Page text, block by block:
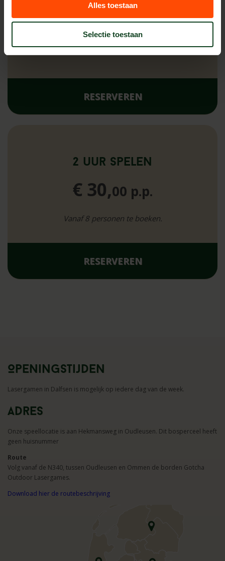
Alles toestaan
Selectie toestaan
€ 25,00 p.p.
Vanaf 8 personen te boeken.
RESERVEREN
2 uur spelen
€ 30,00 p.p.
Vanaf 8 personen te boeken.
RESERVEREN
Openingstijden
Lasergamen in Dalfsen is mogelijk op iedere dag van de week.
Adres
Onze speellocatie is aan Hekmansweg in Oudleusen. Dit bosperceel heeft
geen huisnummer
Route
Volg vanaf de N340, tussen Oudleusen en Ommen de borden Gotcha
Outdoor Lasergames.
Download hier de routebeschrijving